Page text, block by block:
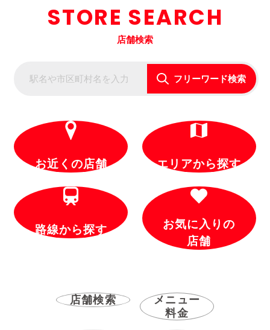
STORE SEARCH
店舗検索
フリーワード検索
お近くの店舗 エリアから探す
路線から探す
お気に入りの
店舗
店舗検索
メニュー
料金